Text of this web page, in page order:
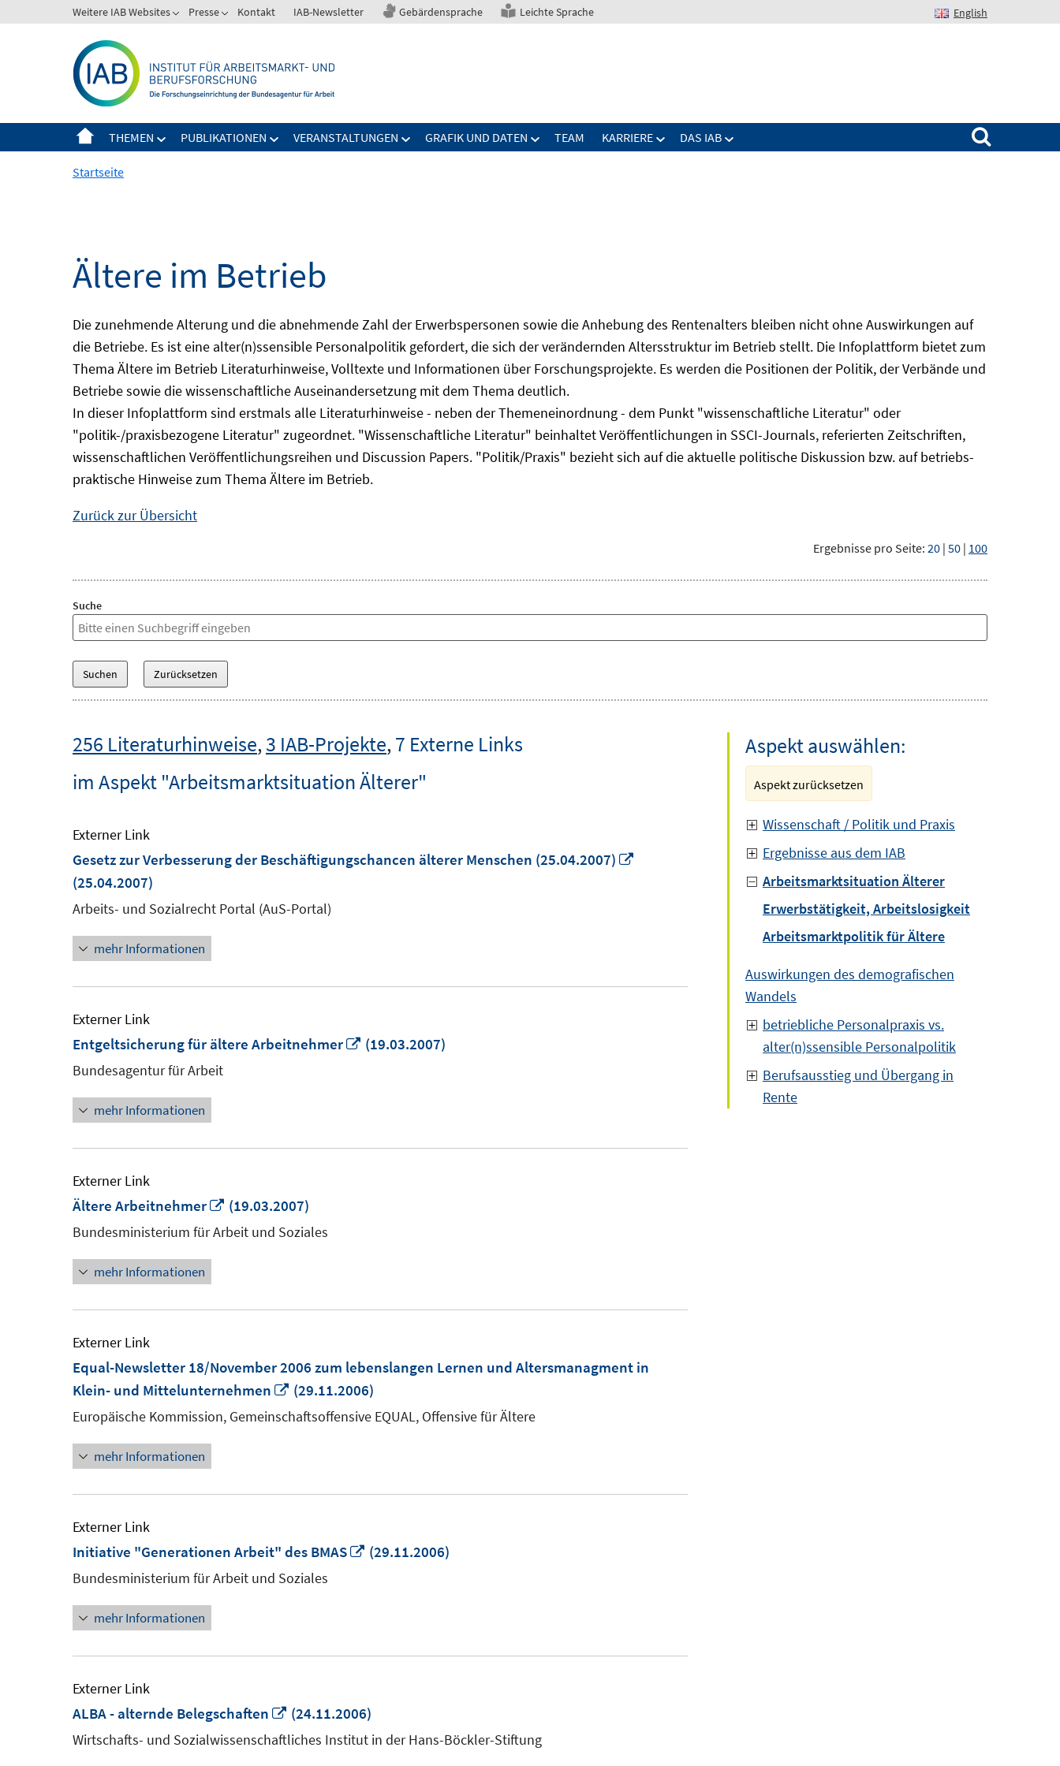
zum
Weitere IAB Websites Presse Kontakt IAB-Newsletter Gebärdensprache Leichte Sprache English
THEMEN PUBLIKATIONEN VERANSTALTUNGEN GRAFIK UND DATEN TEAM KARRIERE DAS IAB
Suchen nach:
Startseite
Ältere im Betrieb
Die zunehmende Alterung und die abnehmende Zahl der Erwerbspersonen sowie die Anhebung des Rentenalters bleiben nicht ohne Auswirkungen auf
die Betriebe. Es ist eine alter(n)ssensible Personalpolitik gefordert, die sich der verändernden Altersstruktur im Betrieb stellt. Die Infoplattform bietet zum
Thema Ältere im Betrieb Literaturhinweise, Volltexte und Informationen über Forschungsprojekte. Es werden die Positionen der Politik, der Verbände und
Betriebe sowie die wissenschaftliche Auseinandersetzung mit dem Thema deutlich.
In dieser Infoplattform sind erstmals alle Literaturhinweise - neben der Themeneinordnung - dem Punkt "wissenschaftliche Literatur" oder
"politik-/praxisbezogene Literatur" zugeordnet. "Wissenschaftliche Literatur" beinhaltet Veröffentlichungen in SSCI-Journals, referierten Zeitschriften,
wissenschaftlichen Veröffentlichungsreihen und Discussion Papers. "Politik/Praxis" bezieht sich auf die aktuelle politische Diskussion bzw. auf betriebs-
praktische Hinweise zum Thema Ältere im Betrieb.
Zurück zur Übersicht
Ergebnisse pro Seite: 20 | 50 | 100
Suche
256 Literaturhinweise,3 IAB-Projekte,7 Externe Links
im Aspekt "Arbeitsmarktsituation Älterer"
Externer Link
Gesetz zur Verbesserung der Beschäftigungschancen älterer Menschen (25.04.2007)
(25.04.2007)
Arbeits- und Sozialrecht Portal (AuS-Portal)
mehr Informationen
Externer Link
Entgeltsicherung für ältere Arbeitnehmer
In
(19.03.2007)
Bundesagentur für Arbeit
mehr Informationen
Externer Link
Ältere Arbeitnehmer
In
neuem
(19.03.2007)
Bundesministerium für Arbeit und Soziales
mehr Informationen
Externer Link
Equal-Newsletter 18/November 2006 zum lebenslangen Lernen und Altersmanagment in
Klein- und Mittelunternehmen
In
neuem
(29.11.2006)
Europäische Kommission, Gemeinschaftsoffensive EQUAL, Offensive für Ältere
mehr Informationen
Externer Link
Initiative "Generationen Arbeit" des BMAS
In
(29.11.2006)
Bundesministerium für Arbeit und Soziales
mehr Informationen
Externer Link
ALBA - alternde Belegschaften
In
neuem
(24.11.2006)
Wirtschafts- und Sozialwissenschaftliches Institut in der Hans-Böckler-Stiftung
Aspekt auswählen:
Aspekt zurücksetzen
Wissenschaft / Politik und Praxis
Ergebnisse aus dem IAB
Arbeitsmarktsituation Älterer
Erwerbstätigkeit, Arbeitslosigkeit
Arbeitsmarktpolitik für Ältere
Auswirkungen des demografischen
Wandels
betriebliche Personalpraxis vs.
alter(n)ssensible Personalpolitik
Berufsausstieg und Übergang in
Rente